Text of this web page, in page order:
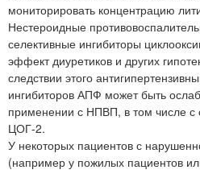
мониторировать концентрацию
Нестероидные
селективные ингибиторы
эффект диуретиков и других
следствии этого
ингибиторов АПФ может быть
применении с НПВП, в том числе с
ЦОГ-2.
У некоторых пациентов с
(например у пожилых пациентов